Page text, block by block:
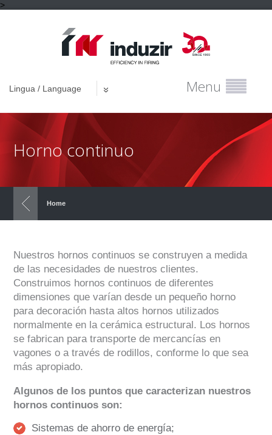
>
Lingua / Language Menu
Horno continuo
Home
Nuestros hornos continuos se construyen a medida
de las necesidades de nuestros clientes.
Construimos hornos continuos de diferentes
dimensiones que varían desde un pequeño horno
para decoración hasta altos hornos utilizados
normalmente en la cerámica estructural. Los hornos
se fabrican para transporte de mercancías en
vagones o a través de rodillos, conforme lo que sea
más apropiado.
Algunos de los puntos que caracterizan nuestros
hornos continuos son:
Sistemas de ahorro de energía;